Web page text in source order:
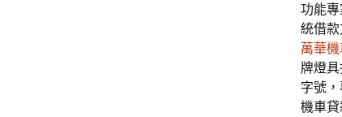
功能
統借款
萬華
牌燈
字號
機車